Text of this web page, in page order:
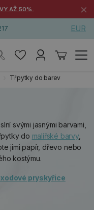
AŽ 50%. ×
EUR
Třpytky do barev
svými jasnými barvami,
do malířské barvy,
jimi papír, dřevo nebo
kostýmu.
pryskyřice